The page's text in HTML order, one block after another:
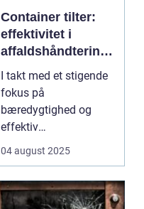
Container tilter:
effektivitet i
affaldshåndtering
og
ressourcegenanve
ndelse
I takt med et stigende
fokus på
bæredygtighed og
effektiv
ressourceudnyttelse
bliver spe...
04 august 2025